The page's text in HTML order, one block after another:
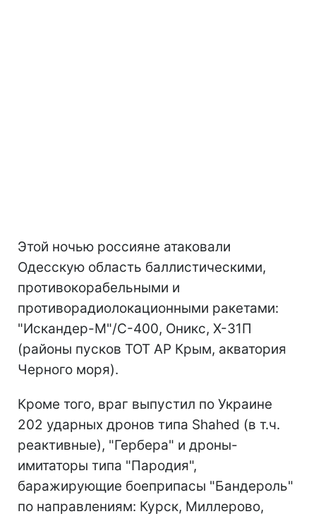
Этой ночью россияне атаковали
Одесскую область баллистическими,
противокорабельными и
противорадиолокационными ракетами:
"Искандер-М"/С-400, Оникс, Х-31П
(районы пусков ТОТ АР Крым, акватория
Черного моря).
Кроме того, враг выпустил по Украине
202 ударных дронов типа Shahed (в т.ч.
реактивные), "Гербера" и дроны-
имитаторы типа "Пародия",
баражирующие боеприпасы "Бандероль"
по направлениям: Курск, Миллерово,